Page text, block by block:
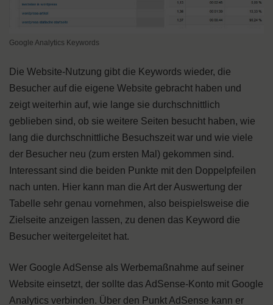
Google Analytics Keywords
Die Website-Nutzung gibt die Keywords wieder, die
Besucher auf die eigene Website gebracht haben und
zeigt weiterhin auf, wie lange sie durchschnittlich
geblieben sind, ob sie weitere Seiten besucht haben, wie
lang die durchschnittliche Besuchszeit war und wie viele
der Besucher neu (zum ersten Mal) gekommen sind.
Interessant sind die beiden Punkte mit den Doppelpfeilen
nach unten. Hier kann man die Art der Auswertung der
Tabelle sehr genau vornehmen, also beispielsweise die
Zielseite anzeigen lassen, zu denen das Keyword die
Besucher weitergeleitet hat.
Wer Google AdSense als Werbemaßnahme auf seiner
Website einsetzt, der sollte das AdSense-Konto mit Google
Analytics verbinden. Über den Punkt AdSense kann er